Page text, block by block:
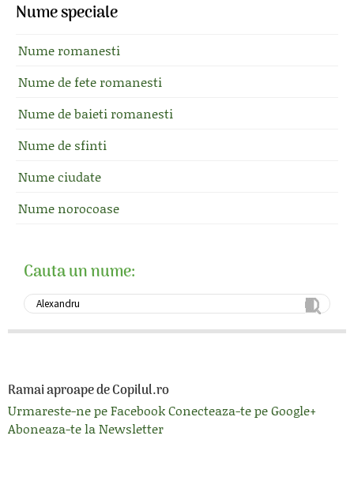
Nume speciale
Nume romanesti
Nume de fete romanesti
Nume de baieti romanesti
Nume de sfinti
Nume ciudate
Nume norocoase
Cauta un nume:
Ramai aproape de Copilul.ro
Urmareste-ne pe FacebookConecteaza-te pe Google+
Aboneaza-te la Newsletter